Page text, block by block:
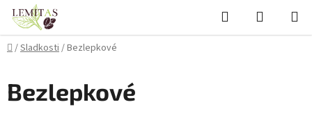
Prejsť
obsah
Hľadať
KOŠÍK
Domov
/Sladkosti/Bezlepkové
Bezlepkové